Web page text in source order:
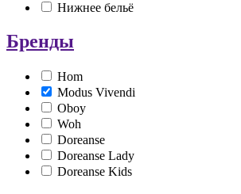
Нижнее бельё
Бренды
Hom
Modus Vivendi
Oboy
Woh
Doreanse
Doreanse Lady
Doreanse Kids